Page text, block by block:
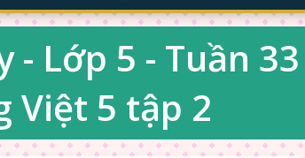
- Lớp 5 - Tuần
Việt 5 tập 2